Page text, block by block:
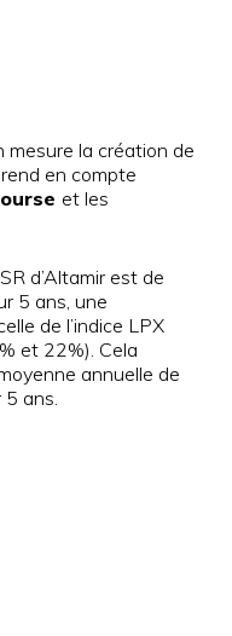
mesure la création de
en compte
et les
d’Altamir est de
5 ans, une
de l’indice LPX
et 22%). Cela
annuelle de
ans.